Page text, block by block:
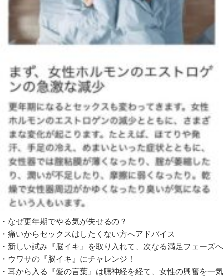
・なぜ更年期でやる気が失せるの？
・痛いからセックスはしたくない方へアドバイス
・新しい試み『脳イキ』を取り入れて、次なる満足フェーズへ
・ウワサの『脳イキ』にチャレンジ！
・耳から入る『愛の言葉』は聴神経を経て、女性の興奮を一気